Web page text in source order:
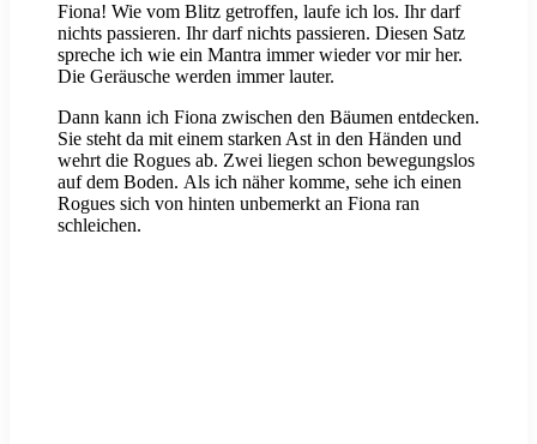
Fiona! Wie vom Blitz getroffen, laufe ich los. Ihr darf
nichts passieren. Ihr darf nichts passieren. Diesen Satz
spreche ich wie ein Mantra immer wieder vor mir her.
Die Geräusche werden immer lauter.
Dann kann ich Fiona zwischen den Bäumen entdecken.
Sie steht da mit einem starken Ast in den Händen und
wehrt die Rogues ab. Zwei liegen schon bewegungslos
auf dem Boden. Als ich näher komme, sehe ich einen
Rogues sich von hinten unbemerkt an Fiona ran
schleichen.